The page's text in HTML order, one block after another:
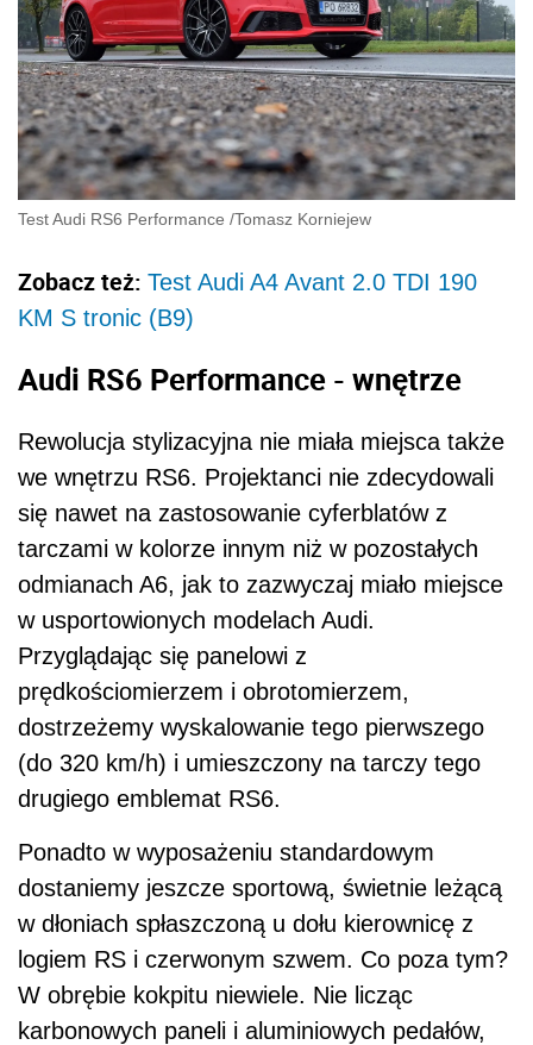
Test Audi RS6 Performance /Tomasz Korniejew
Zobacz też: Test Audi A4 Avant 2.0 TDI 190
KM S tronic (B9)
Audi RS6 Performance - wnętrze
Rewolucja stylizacyjna nie miała miejsca także
we wnętrzu RS6. Projektanci nie zdecydowali
się nawet na zastosowanie cyferblatów z
tarczami w kolorze innym niż w pozostałych
odmianach A6, jak to zazwyczaj miało miejsce
w usportowionych modelach Audi.
Przyglądając się panelowi z
prędkościomierzem i obrotomierzem,
dostrzeżemy wyskalowanie tego pierwszego
(do 320 km/h) i umieszczony na tarczy tego
drugiego emblemat RS6.
Ponadto w wyposażeniu standardowym
dostaniemy jeszcze sportową, świetnie leżącą
w dłoniach spłaszczoną u dołu kierownicę z
logiem RS i czerwonym szwem. Co poza tym?
W obrębie kokpitu niewiele. Nie licząc
karbonowych paneli i aluminiowych pedałów,